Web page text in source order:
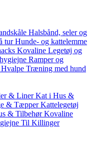
Halsbånd, seler og
tur Hunde- og kattelemme
Kovaline Legetøj og
Ramper og
Træning med hund
& Liner Kat i Hus &
& Tæpper Kattelegetøj
& Tilbehør Kovaline
Til Killinger